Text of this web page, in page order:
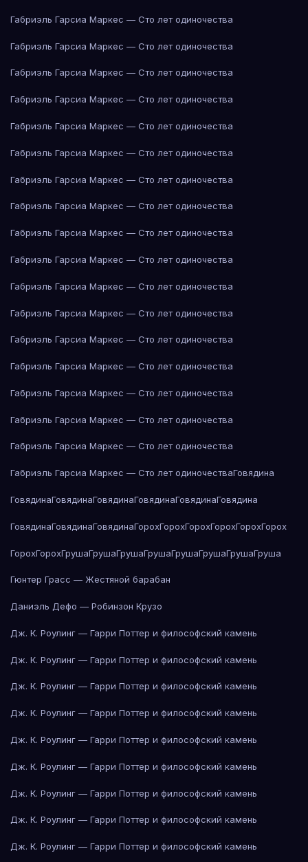
Габриэль Гарсиа Маркес — Сто лет одиночества
Габриэль Гарсиа Маркес — Сто лет одиночества
Габриэль Гарсиа Маркес — Сто лет одиночества
Габриэль Гарсиа Маркес — Сто лет одиночества
Габриэль Гарсиа Маркес — Сто лет одиночества
Габриэль Гарсиа Маркес — Сто лет одиночества
Габриэль Гарсиа Маркес — Сто лет одиночества
Габриэль Гарсиа Маркес — Сто лет одиночества
Габриэль Гарсиа Маркес — Сто лет одиночества
Габриэль Гарсиа Маркес — Сто лет одиночества
Габриэль Гарсиа Маркес — Сто лет одиночества
Габриэль Гарсиа Маркес — Сто лет одиночества
Габриэль Гарсиа Маркес — Сто лет одиночества
Габриэль Гарсиа Маркес — Сто лет одиночества
Габриэль Гарсиа Маркес — Сто лет одиночества
Габриэль Гарсиа Маркес — Сто лет одиночества
Габриэль Гарсиа Маркес — Сто лет одиночества
Габриэль Гарсиа Маркес — Сто лет одиночестваГовядина
ГовядинаГовядинаГовядинаГовядинаГовядинаГовядина
ГовядинаГовядинаГовядинаГорохГорохГорохГорохГорохГорох
ГорохГорохГрушаГрушаГрушаГрушаГрушаГрушаГрушаГруша
Гюнтер Грасс — Жестяной барабан
Даниэль Дефо — Робинзон Крузо
Дж. К. Роулинг — Гарри Поттер и философский камень
Дж. К. Роулинг — Гарри Поттер и философский камень
Дж. К. Роулинг — Гарри Поттер и философский камень
Дж. К. Роулинг — Гарри Поттер и философский камень
Дж. К. Роулинг — Гарри Поттер и философский камень
Дж. К. Роулинг — Гарри Поттер и философский камень
Дж. К. Роулинг — Гарри Поттер и философский камень
Дж. К. Роулинг — Гарри Поттер и философский камень
Дж. К. Роулинг — Гарри Поттер и философский камень